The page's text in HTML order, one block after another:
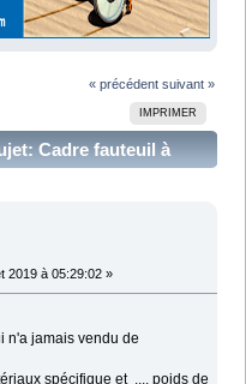
« précédent suivant »
IMPRIMER
Cadre fauteuil à
2019 à 05:29:02 »
n'a jamais vendu de
spécifique et .... poids de